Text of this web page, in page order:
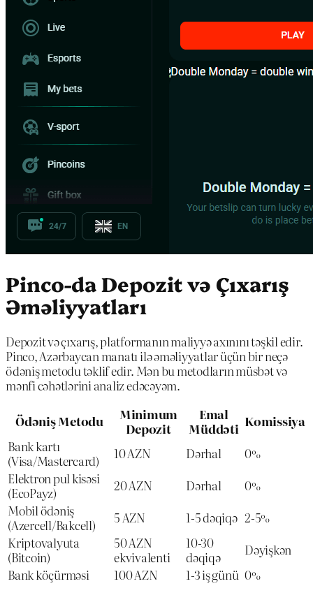
Pinco-da Depozit və Çıxarış
Əməliyyatları
Depozit və çıxarış, platformanın maliyyə axınını təşkil edir.
Pinco, Azərbaycan manatı ilə əməliyyatlar üçün bir neçə
ödəniş metodu təklif edir. Mən bu metodların müsbət və
mənfi cəhətlərini analiz edəcəyəm.
Ödəniş Metodu
Minimum
Depozit
Emal
Müddəti Komissiya
Bank kartı
(Visa/Mastercard)
10 AZN Dərhal
0%
Elektron pul kisəsi
(EcoPayz)
20 AZN Dərhal
0%
Mobil ödəniş
(Azercell/Bakcell)
5 AZN 1-5 dəqiqə 2-5%
Kriptovalyuta
(Bitcoin)
50 AZN
ekvivalenti
10-30
dəqiqə
Dəyişkən
Bank köçürməsi
100 AZN 1-3 iş günü 0%